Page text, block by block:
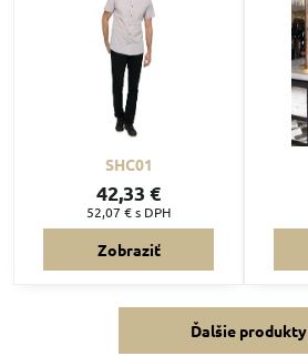
SHC01
42,33 €
52,07 €s DPH
Zobraziť
Ďalšie produkty